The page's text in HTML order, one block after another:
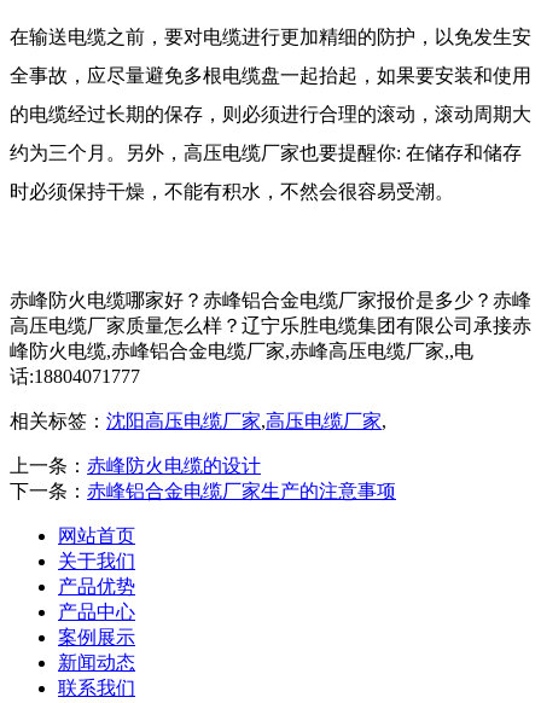
在输送电缆之前，要对电缆进行更加精细的防护，以免发生安
全事故，应尽量避免多根电缆盘一起抬起，如果要安装和使用
的电缆经过长期的保存，则必须进行合理的滚动，滚动周期大
约为三个月。另外，高压电缆厂家也要提醒你: 在储存和储存
时必须保持干燥，不能有积水，不然会很容易受潮。
赤峰防火电缆哪家好？赤峰铝合金电缆厂家报价是多少？赤峰
高压电缆厂家质量怎么样？辽宁乐胜电缆集团有限公司承接赤
峰防火电缆,赤峰铝合金电缆厂家,赤峰高压电缆厂家,,电
话:18804071777
相关标签： 沈阳高压电缆厂家,高压电缆厂家,
上一条： 赤峰防火电缆的设计
下一条： 赤峰铝合金电缆厂家生产的注意事项
网站首页
关于我们
产品优势
产品中心
案例展示
新闻动态
联系我们